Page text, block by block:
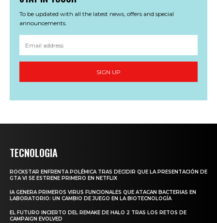
To be updated with all the latest news, offers and special
announcements.
SIGN UP
TECNOLOGIA
ROCKSTAR ENFRENTA POLÉMICA TRAS DECIDIR QUE LA PRESENTACIÓN DE
GTA VI SE ESTRENE PRIMERO EN NETFLIX
IA GENERA PRIMEROS VIRUS FUNCIONALES QUE ATACAN BACTERIAS EN
LABORATORIO: UN CAMBIO DE JUEGO EN LA BIOTECNOLOGÍA
EL FUTURO INCIERTO DEL REMAKE DE HALO 2 TRAS LOS RETOS DE
CAMPAIGN EVOLVED